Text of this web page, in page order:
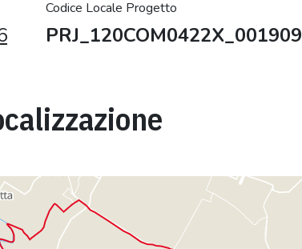
Codice Locale Progetto
PRJ_120COM0422X_001909